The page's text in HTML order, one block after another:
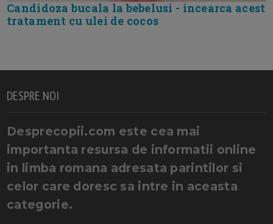
Candidoza bucala la bebelusi - incearca acest
tratament cu ulei de cocos
DESPRE NOI
Desprecopii.com este cea mai
importanta resursa de informatii online
in limba romana adresata parintilor si
celor care doresc sa intre in aceasta
categorie.